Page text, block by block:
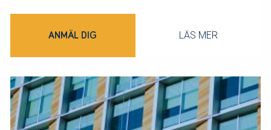
ANMÄL DIG LÄS MER